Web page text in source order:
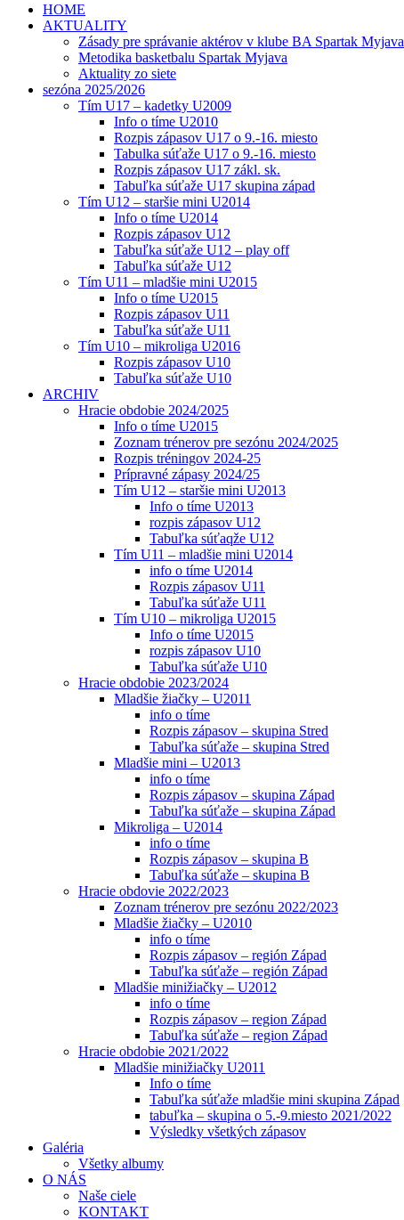
HOME
AKTUALITY
Zásady pre správanie aktérov v klube BA Spartak Myjava
Metodika basketbalu Spartak Myjava
Aktuality zo siete
sezóna 2025/2026
Tím U17 – kadetky U2009
Info o tíme U2010
Rozpis zápasov U17 o 9.-16. miesto
Tabulka súťaže U17 o 9.-16. miesto
Rozpis zápasov U17 zákl. sk.
Tabuľka súťaže U17 skupina západ
Tím U12 – staršie mini U2014
Info o tíme U2014
Rozpis zápasov U12
Tabuľka súťaže U12 – play off
Tabuľka súťaže U12
Tím U11 – mladšie mini U2015
Info o tíme U2015
Rozpis zápasov U11
Tabuľka súťaže U11
Tím U10 – mikroliga U2016
Rozpis zápasov U10
Tabuľka súťaže U10
ARCHIV
Hracie obdobie 2024/2025
Info o tíme U2015
Zoznam trénerov pre sezónu 2024/2025
Rozpis tréningov 2024-25
Prípravné zápasy 2024/25
Tím U12 – staršie mini U2013
Info o tíme U2013
rozpis zápasov U12
Tabuľka súťaqže U12
Tím U11 – mladšie mini U2014
info o tíme U2014
Rozpis zápasov U11
Tabuľka súťaže U11
Tím U10 – mikroliga U2015
Info o tíme U2015
rozpis zápasov U10
Tabuľka súťaže U10
Hracie obdobie 2023/2024
Mladšie žiačky – U2011
info o tíme
Rozpis zápasov – skupina Stred
Tabuľka súťaže – skupina Stred
Mladšie mini – U2013
info o tíme
Rozpis zápasov – skupina Západ
Tabuľka súťaže – skupina Západ
Mikroliga – U2014
info o tíme
Rozpis zápasov – skupina B
Tabuľka súťaže – skupina B
Hracie obdovie 2022/2023
Zoznam trénerov pre sezónu 2022/2023
Mladšie žiačky – U2010
info o tíme
Rozpis zápasov – región Západ
Tabuľka súťaže – región Západ
Mladšie minižiačky – U2012
info o tíme
Rozpis zápasov – region Západ
Tabuľka súťaže – region Západ
Hracie obdobie 2021/2022
Mladšie minižiačky U2011
Info o tíme
Tabuľka súťaže mladšie mini skupina Západ
tabuľka – skupina o 5.-9.miesto 2021/2022
Výsledky všetkých zápasov
Galéria
Všetky albumy
O NÁS
Naše ciele
KONTAKT